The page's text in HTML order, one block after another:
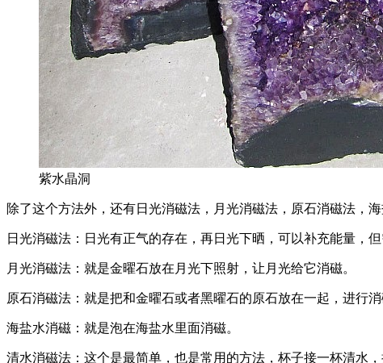
紫水晶洞
除了这个方法外，还有日光消磁法，月光消磁法，原石消磁法，海
日光消磁法：日光有正气的存在，再日光下晒，可以补充能量，
月光消磁法：就是金曜石放在月光下照射，让月光给它消磁。
原石消磁法：就是把和金曜石或者黑曜石的原石放在一起，进行消
海盐水消磁：就是泡在海盐水里面消磁。
清水消磁法：这个是最简单，也是常用的方法，杯子接一杯清水